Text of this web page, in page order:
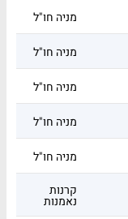
מניה חו"ל
מניה חו"ל
מניה חו"ל
מניה חו"ל
מניה חו"ל
קרנות
נאמנות